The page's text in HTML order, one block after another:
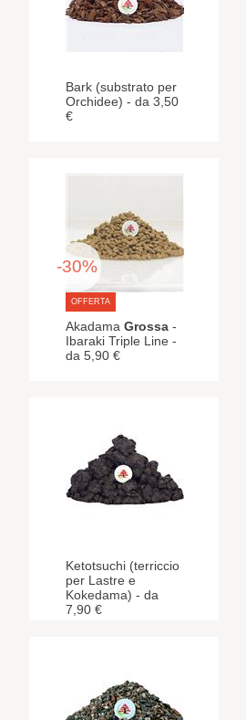
Bark (substrato per
Orchidee) - da 3,50
€
OFFERTA
-30%
Akadama Grossa -
Ibaraki Triple Line -
da 5,90 €
Ketotsuchi (terriccio
per Lastre e
Kokedama) - da
7,90 €